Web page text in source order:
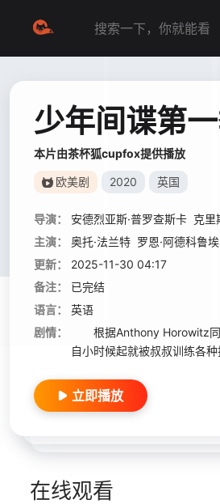
少年间谍第
本片由茶杯狐cupfox提供播放
欧美剧 2020 英国
导演： 安德烈亚斯·普罗查斯卡 克里
主演：
奥托·法兰特 罗恩·阿德科鲁埃
更新：
2025-11-30 04:17
备注：
已完结
语言：
英语
剧情：
根据Anthony Horowitz同
自小时候起就被叔叔训练各
立即播放
在线观看